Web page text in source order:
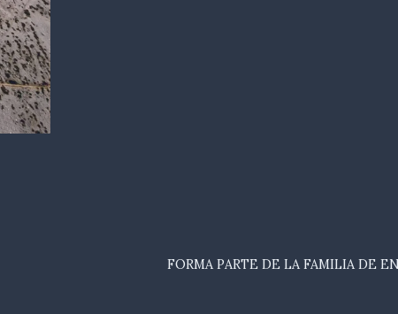
FORMA PARTE DE LA FAMILIA DE